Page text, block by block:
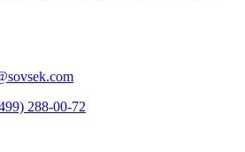
288-00-72